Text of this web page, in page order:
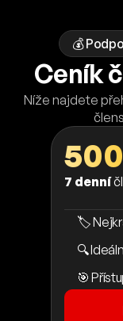
💰
Ceník
Níže najdete
7 denní
🏷️
🔍
🎯